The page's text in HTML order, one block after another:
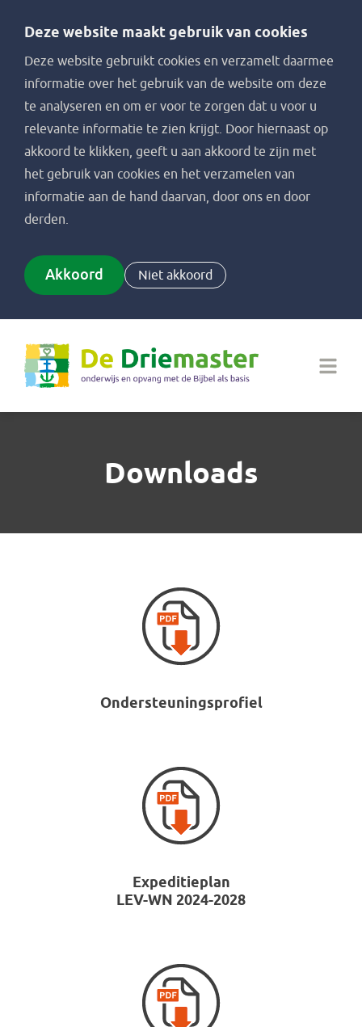
Deze website maakt gebruik van cookies
Deze website gebruikt cookies en verzamelt daarmee
informatie over het gebruik van de website om deze
te analyseren en om er voor te zorgen dat u voor u
relevante informatie te zien krijgt. Door hiernaast op
akkoord te klikken, geeft u aan akkoord te zijn met
het gebruik van cookies en het verzamelen van
informatie aan de hand daarvan, door ons en door
derden.
Akkoord Niet akkoord
Downloads
Ondersteuningsprofiel
Expeditieplan
LEV-WN 2024-2028